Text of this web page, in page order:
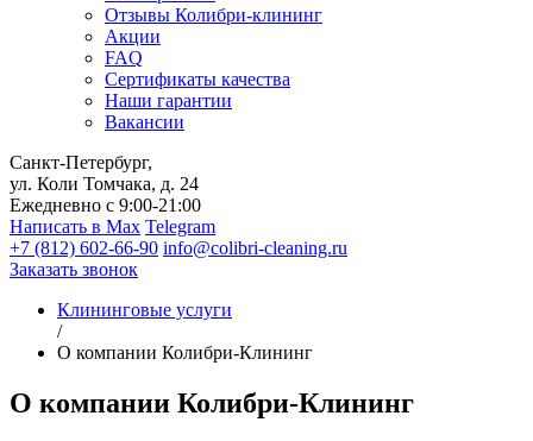
Отзывы Колибри-клининг
Акции
FAQ
Сертификаты качества
Наши гарантии
Вакансии
Санкт-Петербург,
ул. Коли Томчака, д. 24
Ежедневно с 9:00-21:00
Написать в Max Telegram
+7 (812) 602-66-90 info@colibri-cleaning.ru
Заказать звонок
Клининговые услуги
/
О компании Колибри-Клининг
О компании Колибри-Клининг